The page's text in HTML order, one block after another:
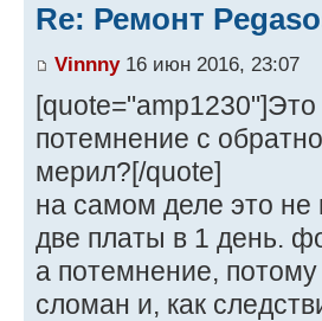
Re: Ремонт
Vinnny16 июн 2016, 23:07
[quote="amp1230"]Это
потемнение с
мерил?[/quote]
на самом деле это не
две платы в 1 день.
а потемнение,
сломан и, как